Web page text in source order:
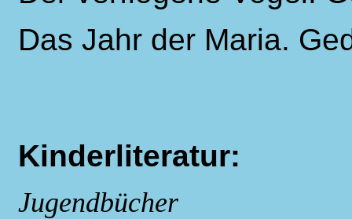
Das Jahr der Maria.
Kinderliteratur:
Jugendbücher